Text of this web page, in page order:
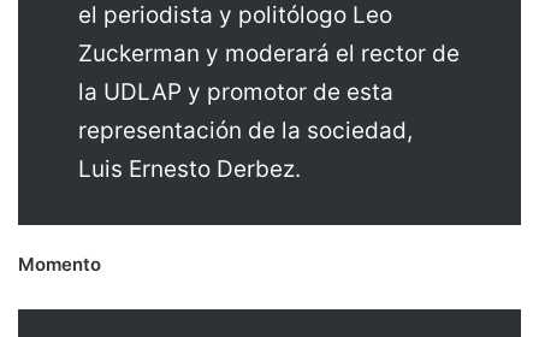
el periodista y politólogo Leo
Zuckerman y moderará el rector de
la UDLAP y promotor de esta
representación de la sociedad,
Luis Ernesto Derbez.
Momento